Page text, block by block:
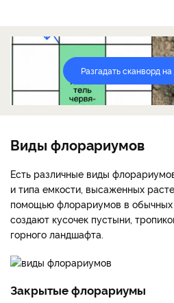
Разгадать сканворд
Виды флорариумов
Есть различные виды
и типа емкости, высаженных
помощью флорариумов в обычных
создают кусочек пустыни,
горного ландшафта.
Закрытые флорариумы